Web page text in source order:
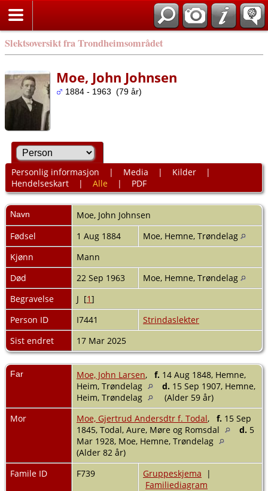
Slektsoversikt fra Trondheimsområdet
Moe, John Johnsen
1884 - 1963 (79 år)
Personlig informasjon | Media | Kilder|
Hendelseskart| Alle | PDF
Navn Moe, John Johnsen
Fødsel
1 Aug 1884
Moe, Hemne, Trøndelag
Kjønn
Mann
Død
22 Sep 1963
Moe, Hemne, Trøndelag
Begravelse
J [1]
Person ID
I7441
Strindaslekter
Sist endret
17 Mar 2025
Far Moe, John Larsen, f. 14 Aug 1848, Hemne,
Heim, Trøndelag
d. 15 Sep 1907, Hemne,
Heim, Trøndelag
(Alder 59 år)
Mor
Moe, Gjertrud Andersdtr f. Todal, f. 15 Sep
1845, Todal, Aure, Møre og Romsdal
d. 5
Mar 1928, Moe, Hemne, Trøndelag
(Alder 82 år)
Famile ID
F739 Gruppeskjema |
Familiediagram